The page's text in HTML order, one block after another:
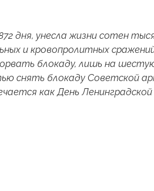
дня, унесла жизни сотен
и кровопролитных
блокаду, лишь на
снять блокаду Советской
как День